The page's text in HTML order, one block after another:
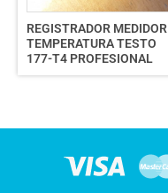
REGISTRADOR MEDIDOR
TEMPERATURA TESTO
177-T4 PROFESIONAL